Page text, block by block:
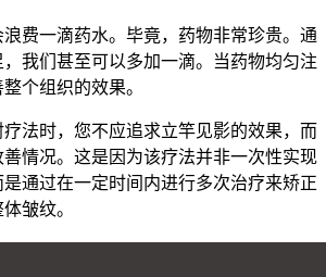
费一滴药水。毕竟，药物非常珍贵。通
我们甚至可以多加一滴。当药物均匀注
个组织的效果。
法时，您不应追求立竿见影的效果，而
情况。这是因为该疗法并非一次性实现
通过在一定时间内进行多次治疗来矫正
皱纹。